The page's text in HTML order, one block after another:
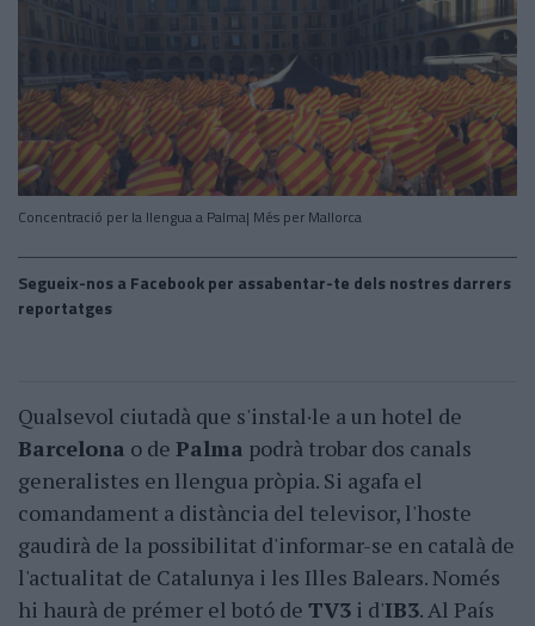
Concentració per la llengua a Palma| Més per Mallorca
Segueix-nos a Facebook per assabentar-te dels nostres darrers
reportatges
Qualsevol ciutadà que s'instal·le a un hotel de
Barcelona o de Palma podrà trobar dos canals
generalistes en llengua pròpia. Si agafa el
comandament a distància del televisor, l'hoste
gaudirà de la possibilitat d'informar-se en català de
l'actualitat de Catalunya i les Illes Balears. Només
hi haurà de prémer el botó de TV3 i d'IB3. Al País